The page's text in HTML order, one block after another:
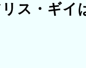
ス・ギイ